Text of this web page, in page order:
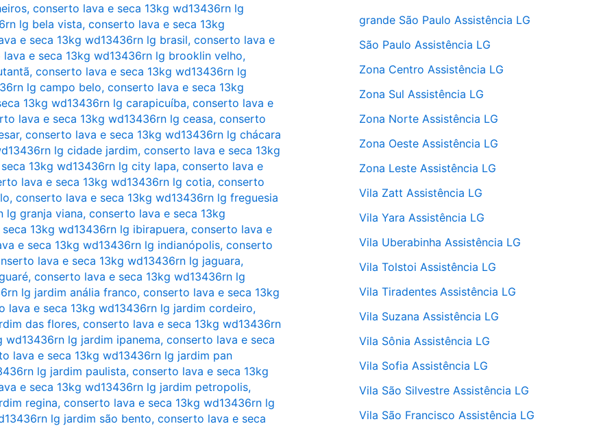
, conserto lava e seca 13kg wd13436rn lg
lg bela vista, conserto lava e seca 13kg
e seca 13kg wd13436rn lg brasil, conserto lava e
e seca 13kg wd13436rn lg brooklin velho,
, conserto lava e seca 13kg wd13436rn lg
lg campo belo, conserto lava e seca 13kg
13kg wd13436rn lg carapicuíba, conserto lava e
lava e seca 13kg wd13436rn lg ceasa, conserto
, conserto lava e seca 13kg wd13436rn lg chácara
lg cidade jardim, conserto lava e seca 13kg
13kg wd13436rn lg city lapa, conserto lava e
lava e seca 13kg wd13436rn lg cotia, conserto
, conserto lava e seca 13kg wd13436rn lg freguesia
lg granja viana, conserto lava e seca 13kg
13kg wd13436rn lg ibirapuera, conserto lava e
e seca 13kg wd13436rn lg indianópolis, conserto
lava e seca 13kg wd13436rn lg jaguara,
, conserto lava e seca 13kg wd13436rn lg
lg jardim anália franco, conserto lava e seca 13kg
lava e seca 13kg wd13436rn lg jardim cordeiro,
das flores, conserto lava e seca 13kg wd13436rn
wd13436rn lg jardim ipanema, conserto lava e seca
lava e seca 13kg wd13436rn lg jardim pan
lg jardim paulista, conserto lava e seca 13kg
e seca 13kg wd13436rn lg jardim petropolis,
regina, conserto lava e seca 13kg wd13436rn lg
lg jardim são bento, conserto lava e seca
grande São Paulo Assistência LG
São Paulo Assistência LG
Zona Centro Assistência LG
Zona Sul Assistência LG
Zona Norte Assistência LG
Zona Oeste Assistência LG
Zona Leste Assistência LG
Vila Zatt Assistência LG
Vila Yara Assistência LG
Vila Uberabinha Assistência LG
Vila Tolstoi Assistência LG
Vila Tiradentes Assistência LG
Vila Suzana Assistência LG
Vila Sônia Assistência LG
Vila Sofia Assistência LG
Vila São Silvestre Assistência LG
Vila São Francisco Assistência LG